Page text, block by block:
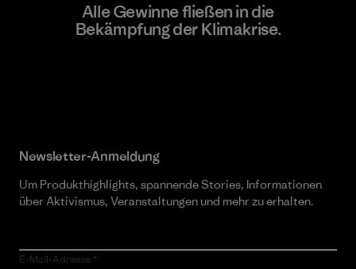
Alle Gewinne fließen in die
Bekämpfung der Klimakrise.
Newsletter-Anmeldung
Um Produkthighlights, spannende Stories, Informationen
über Aktivismus, Veranstaltungen und mehr zu erhalten.
E-Mail-Adresse